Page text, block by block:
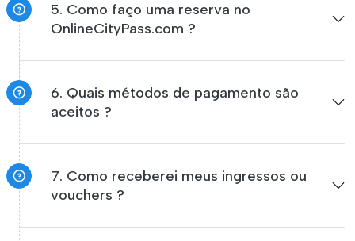
5. Como faço uma reserva no
OnlineCityPass.com ?
6. Quais métodos de pagamento são
aceitos ?
7. Como receberei meus ingressos ou
vouchers ?